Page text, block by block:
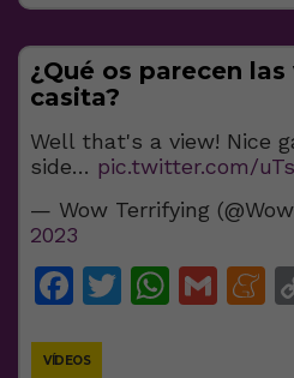
¿Qué os parecen
casita?
Well that's a view! Nice
side… pic.twitter.com/
— Wow Terrifying
2023
Facebook
Twitter
VÍDEOS